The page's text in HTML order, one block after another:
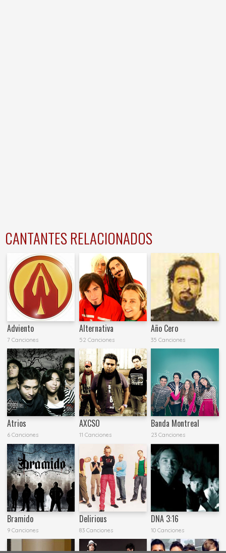
CANTANTES RELACIONADOS
Adviento
7 Canciones
Alternativa
52 Canciones
Año Cero
35 Canciones
Atrios
6 Canciones
AXCSO
11 Canciones
Banda Montreal
23 Canciones
Bramido
9 Canciones
Delirious
83 Canciones
DNA 3:16
10 Canciones